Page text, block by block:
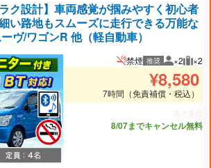
ラク設計】車両感覚が掴みやすく初心者
い路地もスムーズに走行できる万能な
ヴ/ワゴンR 他（軽自動車）
禁煙 推奨 推奨人数
×2 推奨
×2
¥8,580
7時間（免責補償・税込）
8/07までキャンセル無料